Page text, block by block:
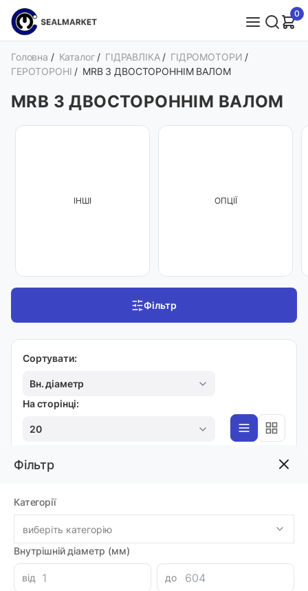
0
Фільтр
Категорії
виберіть категорію
Внутрішній діаметр (мм)
від
до
Головна / Каталог / ГІДРАВЛІКА / ГІДРОМОТОРИ /
ГЕРОТОРОНІ / MRB З ДВОСТОРОННІМ ВАЛОМ
MRB З ДВОСТОРОННІМ ВАЛОМ
ІНШІ ОПЦІЇ
Фільтр
Сортувати:
Вн. діаметр
На сторінці:
20
Доставка 1-2 дні
20648.16 грн -